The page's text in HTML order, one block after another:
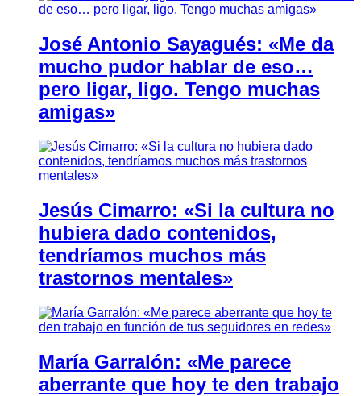
José Antonio Sayagués: «Me da
mucho pudor hablar de eso…
pero ligar, ligo. Tengo muchas
amigas»
Jesús Cimarro: «Si la cultura no
hubiera dado contenidos,
tendríamos muchos más
trastornos mentales»
María Garralón: «Me parece
aberrante que hoy te den trabajo